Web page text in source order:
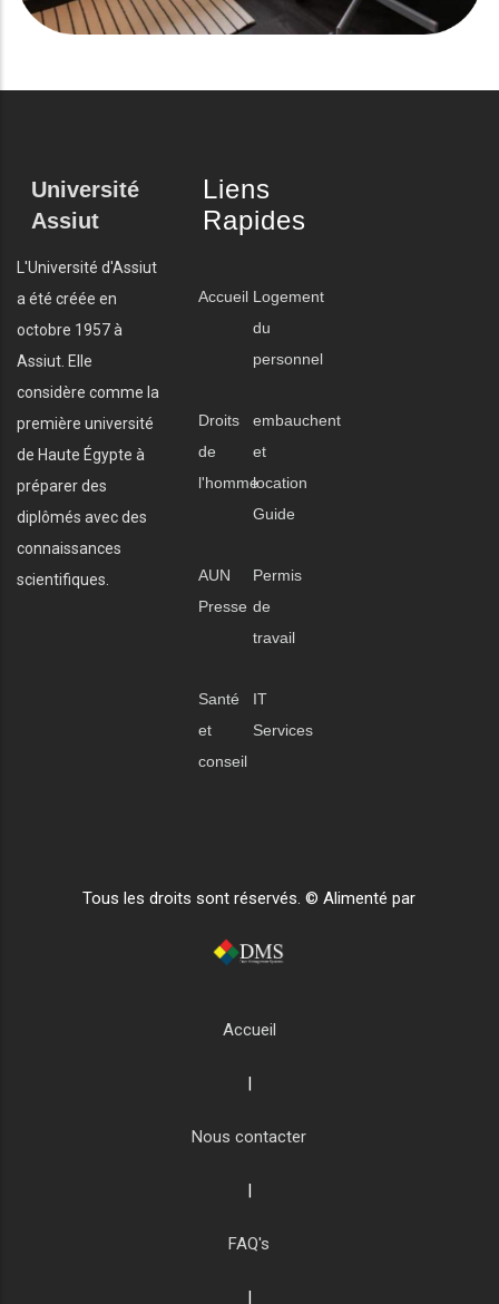
Université
Assiut
L'Université d'Assiut
a été créée en
octobre 1957 à
Assiut. Elle
considère comme la
première université
de Haute Égypte à
préparer des
diplômés avec des
connaissances
scientifiques.
Liens
Rapides
Accueil Logement
du
personnel
Droits
de
l'homme
embauchent
et
location
Guide
AUN
Presse
Permis
de
travail
Santé
et
conseil
IT
Services
Tous les droits sont réservés. © Alimenté par
Accueil
Nous contacter
FAQ's